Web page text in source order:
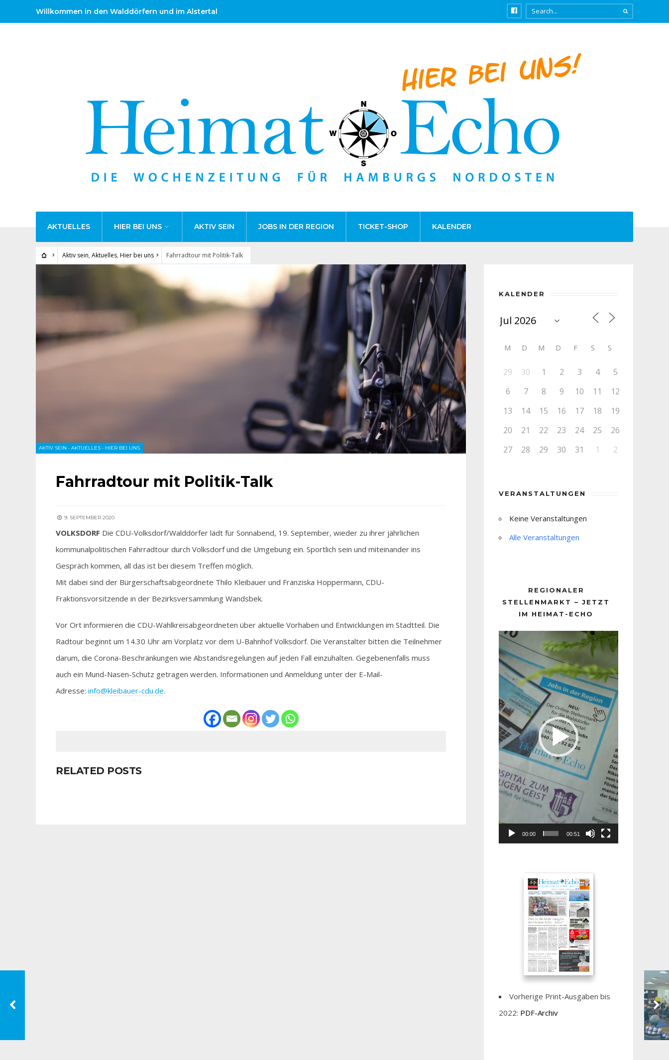
Willkommen in den Walddörfern und im Alstertal
AKTUELLES HIER BEI UNS AKTIV SEIN JOBS IN DER REGION TICKET-SHOP KALENDER
Aktiv sein, Aktuelles, Hier bei uns Fahrradtour mit Politik-Talk
AKTIV SEIN • AKTUELLES • HIER BEI UNS
Fahrradtour mit Politik-Talk
9. SEPTEMBER 2020
VOLKSDORF Die CDU-Volksdorf/Walddörfer lädt für Sonnabend, 19. September, wieder zu ihrer jährlichen
kommunalpolitischen Fahrradtour durch Volksdorf und die Umgebung ein. Sportlich sein und miteinander ins
Gespräch kommen, all das ist bei diesem Treffen möglich.
Mit dabei sind der Bürgerschaftsabgeordnete Thilo Kleibauer und Franziska Hoppermann, CDU-
Fraktionsvorsitzende in der Bezirksversammlung Wandsbek.
Vor Ort informieren die CDU-Wahlkreisabgeordneten über aktuelle Vorhaben und Entwicklungen im Stadtteil. Die
Radtour beginnt um 14.30 Uhr am Vorplatz vor dem U-Bahnhof Volksdorf. Die Veranstalter bitten die Teilnehmer
darum, die Corona-Beschränkungen wie Abstandsregelungen auf jeden Fall einzuhalten. Gegebenenfalls muss
auch ein Mund-Nasen-Schutz getragen werden. Informationen und Anmeldung unter der E-Mail-
Adresse: info@kleibauer-cdu.de.
RELATED POSTS
KALENDER
M D M D F S S
29 30 1 2 3 4
5
6
7 8 9 10 11
12
13
14 15 16 17 18
19
20
21 22 23 24 25
26
27
28 29 30 31 1 2
VERANSTALTUNGEN
Keine Veranstaltungen
Alle Veranstaltungen
REGIONALER
STELLENMARKT – JETZT
IM HEIMAT-ECHO
Player
00:00 00:51
Vorherige Print-Ausgaben bis
2022: PDF-Archiv